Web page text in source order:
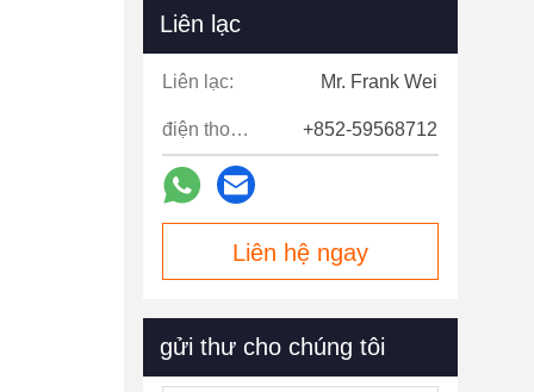
Liên lạc
Liên lạc: Mr. Frank Wei
điện thoại: +852-59568712
Liên hệ ngay
gửi thư cho chúng tôi